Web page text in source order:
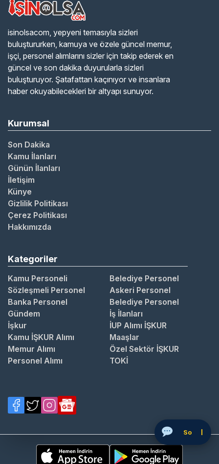
isinolsacom, yepyeni temasıyla sizleri
buluştururken, kamuya ve özele güncel memur,
işçi, personel alımlarını sizler için takip ederek en
güncel ve son dakika duyurularla sizleri
buluşturuyor. Şatafattan kaçınıyor ve insanlara
haber okuyabilecekleri bir altyapı sunuyor.
Kurumsal
Son Dakika
Kamu İlanları
Günün İlanları
İletişim
Künye
Gizlilik Politikası
Çerez Politikası
Hakkımızda
Kategoriler
Kamu Personeli
Belediye Personel
Sözleşmeli Personel
Askeri Personel
Banka Personel
Belediye Personel
Gündem
İş İlanları
İşkur
İUP Alımı İŞKUR
Kamu İŞKUR Alımı
Maaşlar
Memur Alımı
Özel Sektör İŞKUR
Personel Alımı
TOKİ
Soru Sor